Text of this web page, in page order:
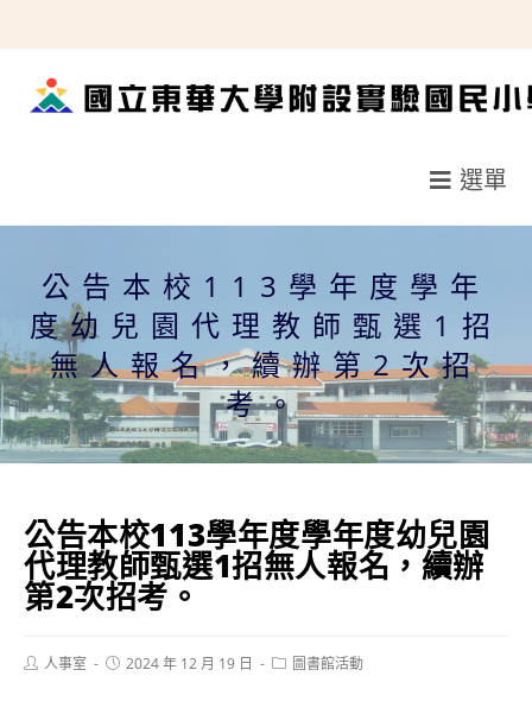
轉
選單
公告本校113學年度學年
度幼兒園代理教師甄選1招
無人報名，續辦第2次招
考。
公告本校113學年度學年度幼兒園
代理教師甄選1招無人報名，續辦
第2次招考。
Post人事室
Post2024 年 12 月 19 日
Post圖書館活動